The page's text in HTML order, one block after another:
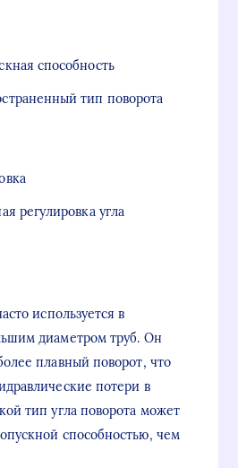
способность
тип поворота
регулировка угла
используется в
диаметром труб. Он
плавный поворот, что
потери в
тип угла поворота может
способностью, чем